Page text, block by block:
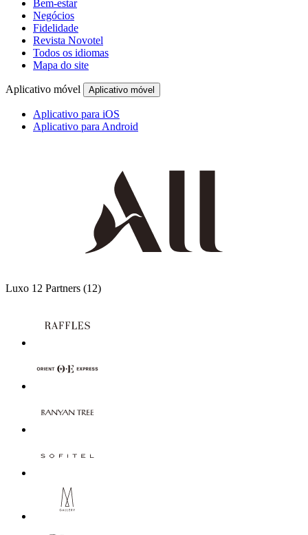
Bem-estar
Negócios
Fidelidade
Revista Novotel
Todos os idiomas
Mapa do site
Aplicativo móvel Aplicativo móvel
Aplicativo para iOS
Aplicativo para Android
Luxo 12 Partners (12)